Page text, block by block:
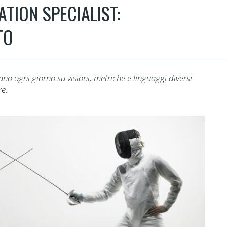
SPECIALIST:
ogni giorno su visioni, metriche e linguaggi diversi.